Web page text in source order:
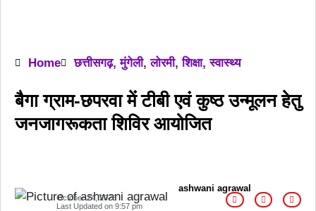
Home छत्तीसगढ़,मुंगेली,लोरमी,शिक्षा,स्वास्थ्य
बैगा ग्राम-छपरवा में टीबी एवं कुष्ठ उन्मूलन हेतु
जनजागरूकता शिविर आयोजित
ashwani agrawal
October 24, 2025
Last Updated on 9:57 pm